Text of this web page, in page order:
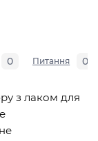
0 Питання 0
з лаком для